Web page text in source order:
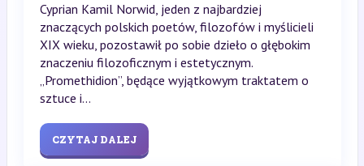
Cyprian Kamil Norwid, jeden z najbardziej
znaczących polskich poetów, filozofów i myślicieli
XIX wieku, pozostawił po sobie dzieło o głębokim
znaczeniu filozoficznym i estetycznym.
„Promethidion”, będące wyjątkowym traktatem o
sztuce i...
CZYTAJ DALEJ